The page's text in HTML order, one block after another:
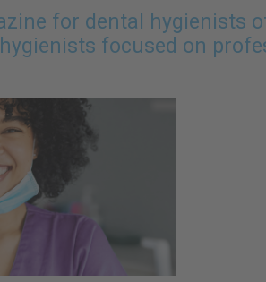
for dental hygienists
focused on